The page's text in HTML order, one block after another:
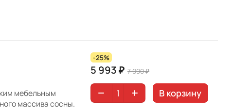
мебельным
массива сосны.
-25%
5 993 ₽ 7 990 ₽
В корзину